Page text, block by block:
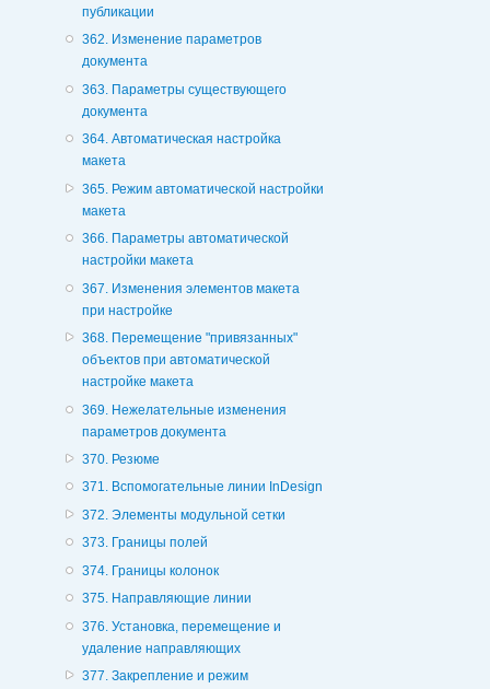
публикации
362. Изменение параметров
документа
363. Параметры существующего
документа
364. Автоматическая настройка
макета
365. Режим автоматической настройки
макета
366. Параметры автоматической
настройки макета
367. Изменения элементов макета
при настройке
368. Перемещение "привязанных"
объектов при автоматической
настройке макета
369. Нежелательные изменения
параметров документа
370. Резюме
371. Вспомогательные линии InDesign
372. Элементы модульной сетки
373. Границы полей
374. Границы колонок
375. Направляющие линии
376. Установка, перемещение и
удаление направляющих
377. Закрепление и режим